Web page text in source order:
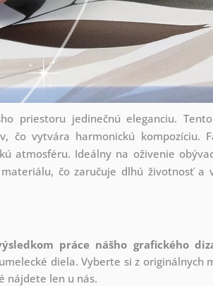
priestoru jedinečnú eleganciu.
čo vytvára harmonickú kompozíciu.
atmosféru. Ideálny na oživenie
čo zaručuje dlhú životnosť a
práce nášho grafického
diela. Vyberte si z originálnych
nájdete len u nás.